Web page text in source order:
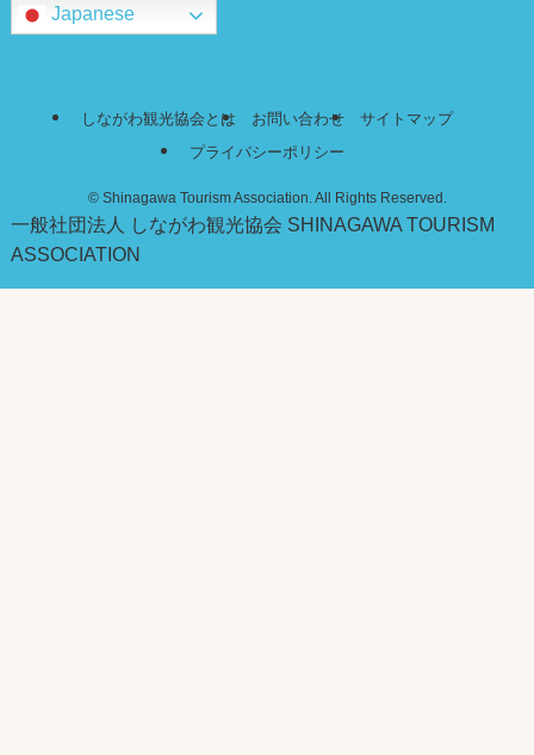
Japanese
しながわ観光協会とは お問い合わせ
サイトマップ
プライバシーポリシー
©Shinagawa Tourism Association. All Rights Reserved.
一般社団法人 しながわ観光協会 SHINAGAWA TOURISM
ASSOCIATION